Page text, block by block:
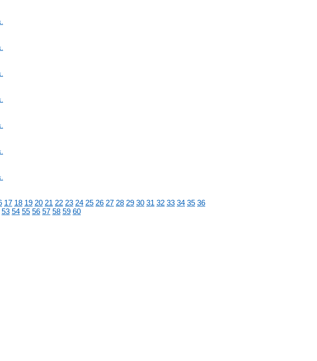
17 18 19 20 21 22 23 24 25 26 27 28 29 30 31 32 33 34 35 36
53 54 55 56 57 58 59 60